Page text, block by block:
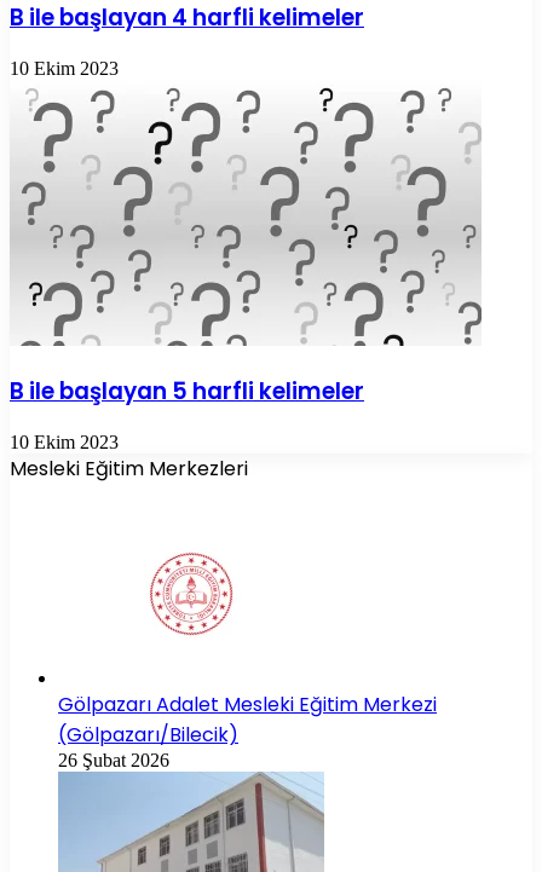
B ile başlayan 4 harfli kelimeler
10 Ekim 2023
B ile başlayan 5 harfli kelimeler
10 Ekim 2023
Mesleki Eğitim Merkezleri
Gölpazarı Adalet Mesleki Eğitim Merkezi
(Gölpazarı/Bilecik)
26 Şubat 2026